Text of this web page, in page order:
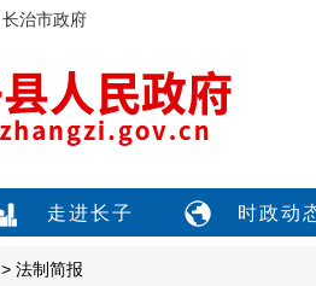
长治市政府
走进长子 时政动
> 法制简报